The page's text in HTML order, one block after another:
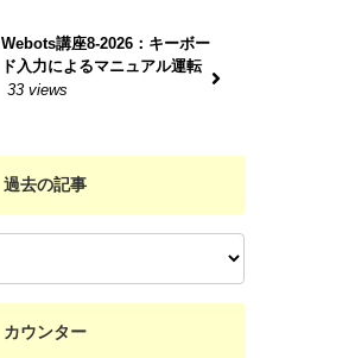
Webots講座8-2026：キーボー
ド入力によるマニュアル運転
33 views
過去の記事
カウンター